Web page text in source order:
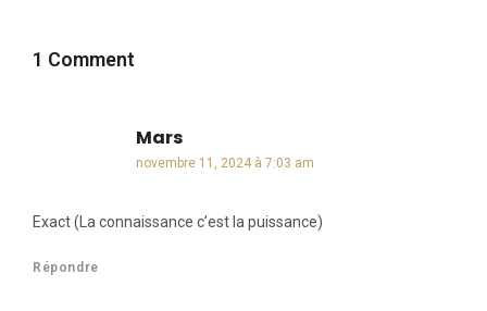
1 Comment
Marsdit :
novembre 11, 2024 à 7:03 am
Exact (La connaissance c’est la puissance)
Répondre